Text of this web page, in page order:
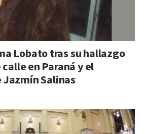
Lobato tras su hallazgo
en Paraná y el
Salinas